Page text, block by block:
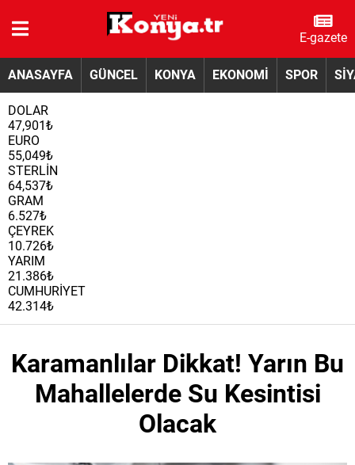
E-gazete
ANASAYFA GÜNCEL KONYA EKONOMİ SPOR
DOLAR
47,901₺
EURO
55,049₺
STERLİN
64,537₺
GRAM
6.527₺
ÇEYREK
10.726₺
YARIM
21.386₺
CUMHURİYET
42.314₺
Karamanlılar Dikkat! Yarın Bu
Mahallelerde Su Kesintisi
Olacak